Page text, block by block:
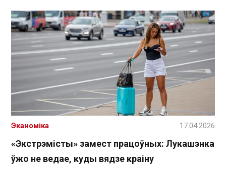
«Экстрэмісты» замест працоўных: Лукашэнка
ўжо не ведае, куды вядзе краіну
Эканоміка 17.04.2026